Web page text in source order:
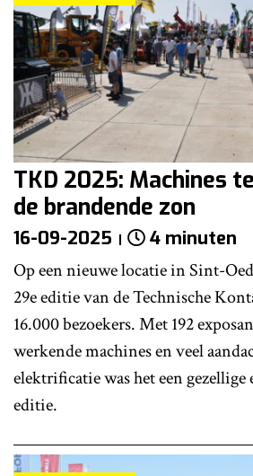
TKD 2025: Machines
de brandende zon
16-09-2025 4 minuten
Op een nieuwe locatie in Sint-
29e editie van de Technische
16.000 bezoekers. Met 192
werkende machines en veel
elektrificatie was het een
editie.